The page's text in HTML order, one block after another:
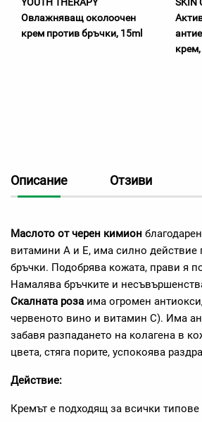
Овлажняващ околоочен
крем против бръчки, 15ml
крем,
Описание Отзиви
Маслото от черен кимион
витамини А и Е, има силно действие
бръчки. Подобрява кожата, прави я
Намалява бръчките и
Скалната роза има огромен
червеното вино и витамин С). Има
забавя разпадането на колагена в
цвета, стяга порите, успокоява
Действие:
Кремът е подходящ за всички